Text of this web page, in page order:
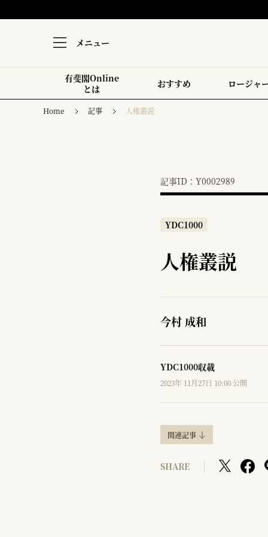
メニュー
有斐閣Online
とは
おすすめ ロージャ
Home 記事 人権叢説
記事ID：Y0002989
YDC1000
人権叢説
今村 成和
YDC1000収載
2023年 11月27日 10:00 公開
関連記事
SHARE